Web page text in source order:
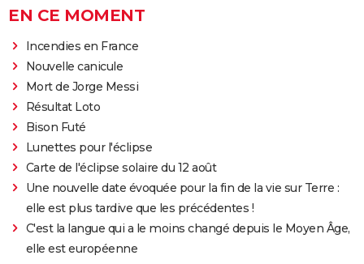
EN CE MOMENT
Incendies en France
Nouvelle canicule
Mort de Jorge Messi
Résultat Loto
Bison Futé
Lunettes pour l'éclipse
Carte de l'éclipse solaire du 12 août
Une nouvelle date évoquée pour la fin de la vie sur Terre :
elle est plus tardive que les précédentes !
C'est la langue qui a le moins changé depuis le Moyen Âge,
elle est européenne